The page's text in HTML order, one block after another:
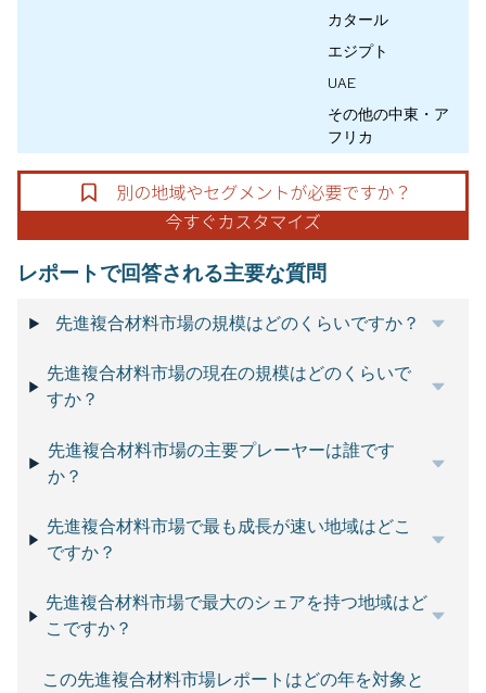
カタール
エジプト
UAE
その他の中東・ア
フリカ
レポートで回答される主要な質問
先進複合材料市場の規模はどのくらいですか？
先進複合材料市場の現在の規模はどのくらいで
すか？
先進複合材料市場の主要プレーヤーは誰です
か？
先進複合材料市場で最も成長が速い地域はどこ
ですか？
先進複合材料市場で最大のシェアを持つ地域はど
こですか？
この先進複合材料市場レポートはどの年を対象と